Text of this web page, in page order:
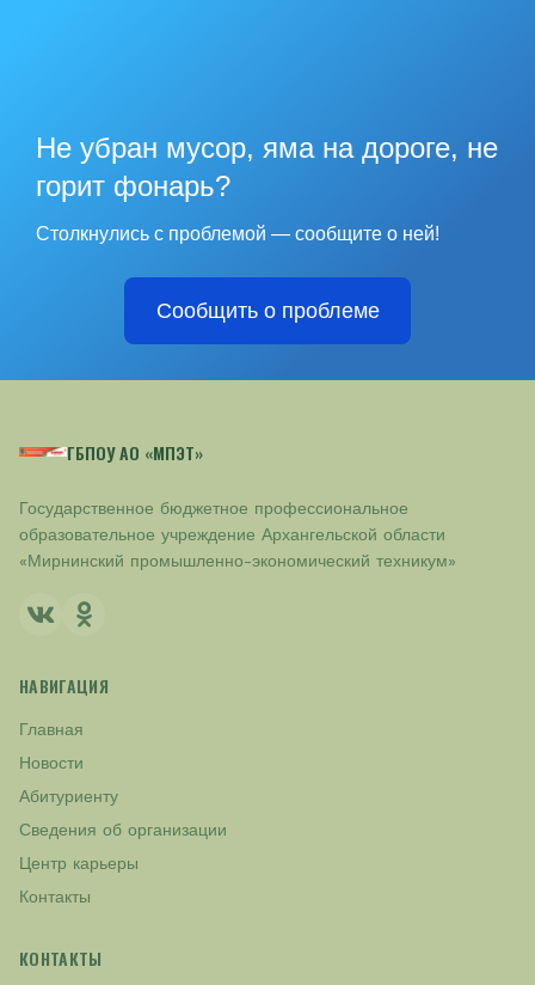
Не убран мусор, яма на дороге, не
горит фонарь?
Столкнулись с проблемой — сообщите о ней!
Сообщить о проблеме
ГБПОУ АО «МПЭТ»
Государственное бюджетное профессиональное
образовательное учреждение Архангельской области
«Мирнинский промышленно-экономический техникум»
НАВИГАЦИЯ
Главная
Новости
Абитуриенту
Сведения об организации
Центр карьеры
Контакты
КОНТАКТЫ